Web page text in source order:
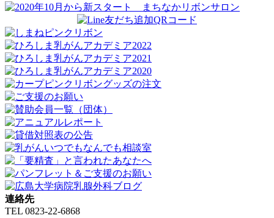
ナ
ビ
ゲ
ー
シ
ョ
ン
連絡先
TEL 0823-22-6868